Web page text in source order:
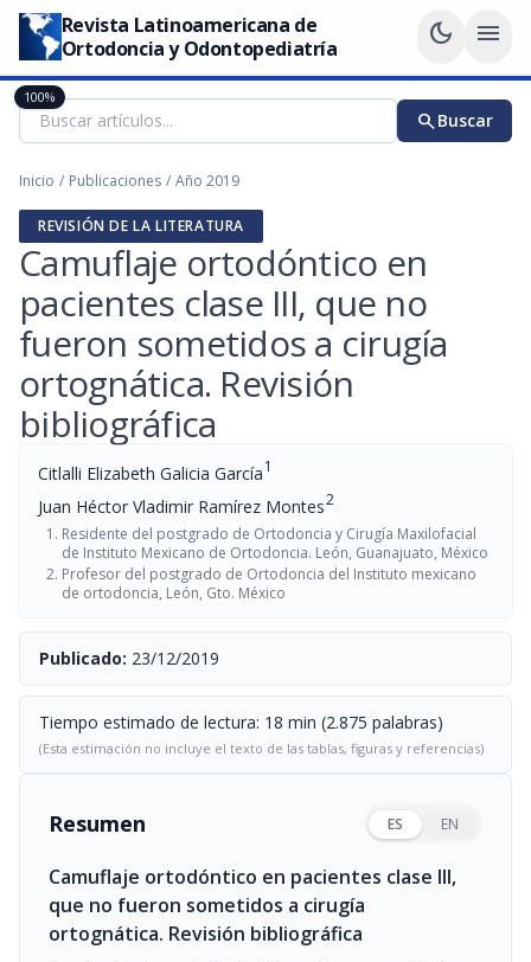
Revista Latinoamericana de
Ortodoncia y Odontopediatría
dark_mode menu
searchBuscar
Inicio / Publicaciones / Año 2019
REVISIÓN DE LA LITERATURA
Camuflaje ortodóntico en
pacientes clase III, que no
fueron sometidos a cirugía
ortognática. Revisión
bibliográfica
Citlalli Elizabeth Galicia García1
Juan Héctor Vladimir Ramírez Montes2
Residente del postgrado de Ortodoncia y Cirugía Maxilofacial
de Instituto Mexicano de Ortodoncia. León, Guanajuato, México
Profesor del postgrado de Ortodoncia del Instituto mexicano
de ortodoncia, León, Gto. México
Publicado: 23/12/2019
Tiempo estimado de lectura: 18 min (2.875 palabras)
(Esta estimación no incluye el texto de las tablas, figuras y referencias)
Resumen ES EN
Camuflaje ortodóntico en pacientes clase III,
que no fueron sometidos a cirugía
ortognática. Revisión bibliográfica
100%